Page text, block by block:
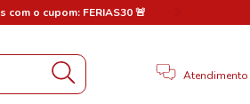
o cupom: FERIAS30 🚨
Atendimento